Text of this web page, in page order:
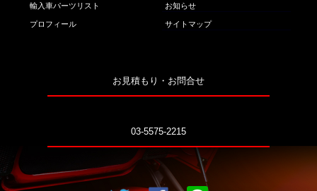
輸入車パーツリスト
プロフィール
お知らせ
サイトマップ
お見積もり・お問合せ
03-5575-2215